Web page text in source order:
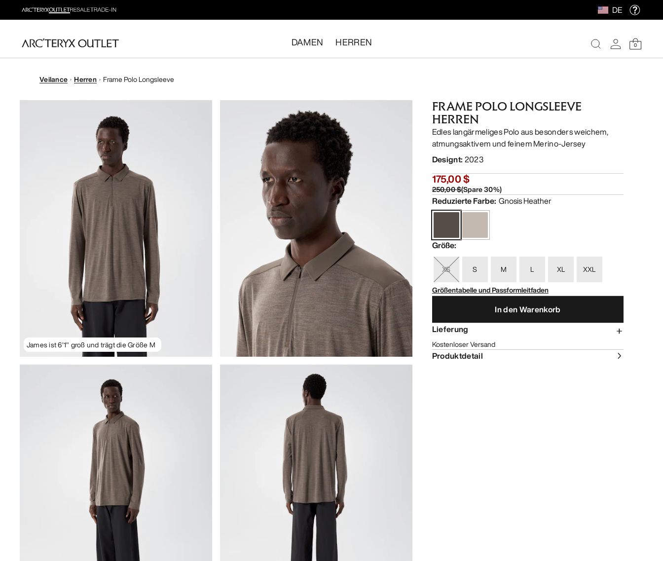
DE
DAMEN HERREN 0
Veilance Herren Frame Polo Longsleeve
James ist 6'1" groß und trägt die Größe M
FRAME POLO LONGSLEEVE
HERREN
Edles langärmeliges Polo aus besonders weichem,
atmungsaktivem und feinem Merino-Jersey
Designt: 2023
175,00 $
250,00 $(Spare30%)
Reduzierte Farbe: Gnosis Heather
Größe:
XS S M L XL
XXL
Größentabelle und Passformleitfaden
In den Warenkorb
Lieferung
Kostenloser Versand
Produktdetail